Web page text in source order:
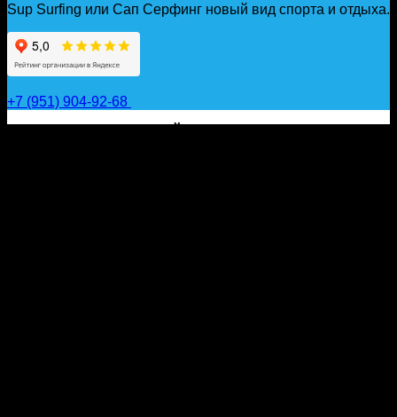
Sup Surfing или Сап Серфинг новый вид спорта и отдыха.
+7 (951) 904-92-68